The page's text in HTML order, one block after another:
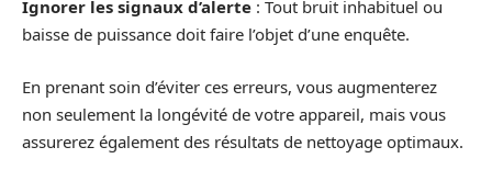
Ignorer les signaux d’alerte : Tout bruit inhabituel ou
baisse de puissance doit faire l’objet d’une enquête.
En prenant soin d’éviter ces erreurs, vous augmenterez
non seulement la longévité de votre appareil, mais vous
assurerez également des résultats de nettoyage optimaux.